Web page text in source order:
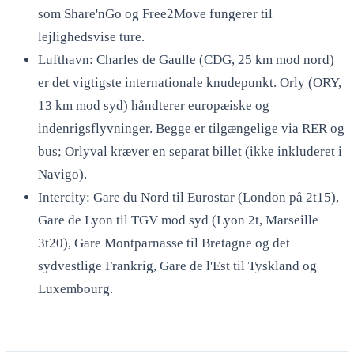
som Share'nGo og Free2Move fungerer til
lejlighedsvise ture.
Lufthavn: Charles de Gaulle (CDG, 25 km mod nord)
er det vigtigste internationale knudepunkt. Orly (ORY,
13 km mod syd) håndterer europæiske og
indenrigsflyvninger. Begge er tilgængelige via RER og
bus; Orlyval kræver en separat billet (ikke inkluderet i
Navigo).
Intercity: Gare du Nord til Eurostar (London på 2t15),
Gare de Lyon til TGV mod syd (Lyon 2t, Marseille
3t20), Gare Montparnasse til Bretagne og det
sydvestlige Frankrig, Gare de l'Est til Tyskland og
Luxembourg.